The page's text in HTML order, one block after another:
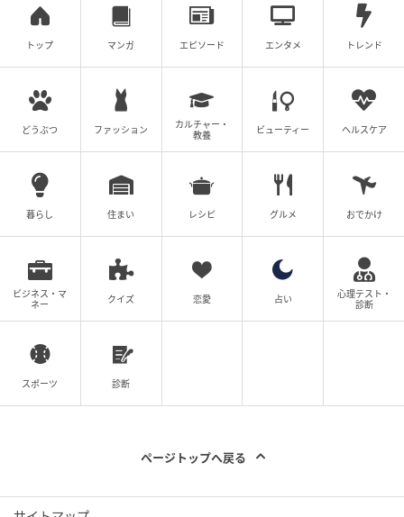
冷めてもおいしい簡単おかず。しらすをたっぷり練り
込んだつくねは噛みしめるほどにうま味があふれ出
す。クミンシードのエキゾチックな香りがお弁当のア
クセントに。
メイン材料／鶏挽き肉、しらす、クミンシードなど
トップ マンガ エピソード エンタメ トレンド
どうぶつ ファッション
カルチャー・
教養
ビューティー ヘルスケア
暮らし 住まい レシピ グルメ おでかけ
ビジネス・マ
ネー
クイズ 恋愛 占い
心理テスト・
診断
スポーツ 診断
ページトップへ戻る